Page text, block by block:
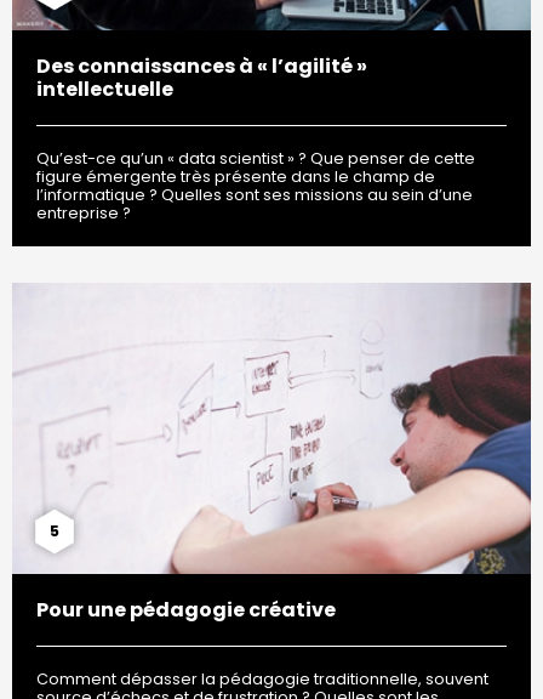
Des connaissances à « l’agilité »
intellectuelle
Qu’est-ce qu’un « data scientist » ? Que penser de cette
figure émergente très présente dans le champ de
l’informatique ? Quelles sont ses missions au sein d’une
entreprise ?
5
Pour une pédagogie créative
Comment dépasser la pédagogie traditionnelle, souvent